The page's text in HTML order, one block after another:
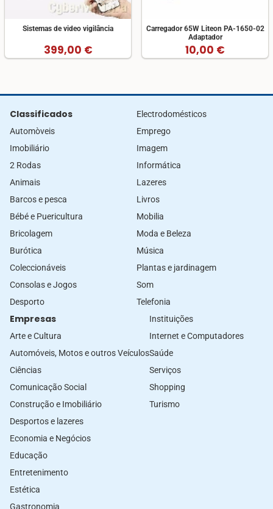
Sistemas de video vigilância
399,00 €
Carregador 65W Liteon PA-1650-02
Adaptador
10,00 €
Classificados
Automòveis
Imobiliário
2 Rodas
Animais
Barcos e pesca
Bébé e Puericultura
Bricolagem
Burótica
Coleccionáveis
Consolas e Jogos
Desporto
Electrodomésticos
Emprego
Imagem
Informática
Lazeres
Livros
Mobilia
Moda e Beleza
Música
Plantas e jardinagem
Som
Telefonia
Empresas
Arte e Cultura
Automóveis, Motos e outros Veículos
Ciências
Comunicação Social
Construção e Imobiliário
Desportos e lazeres
Economia e Negócios
Educação
Entretenimento
Estética
Gastronomia
Instituições
Internet e Computadores
Saúde
Serviços
Shopping
Turismo